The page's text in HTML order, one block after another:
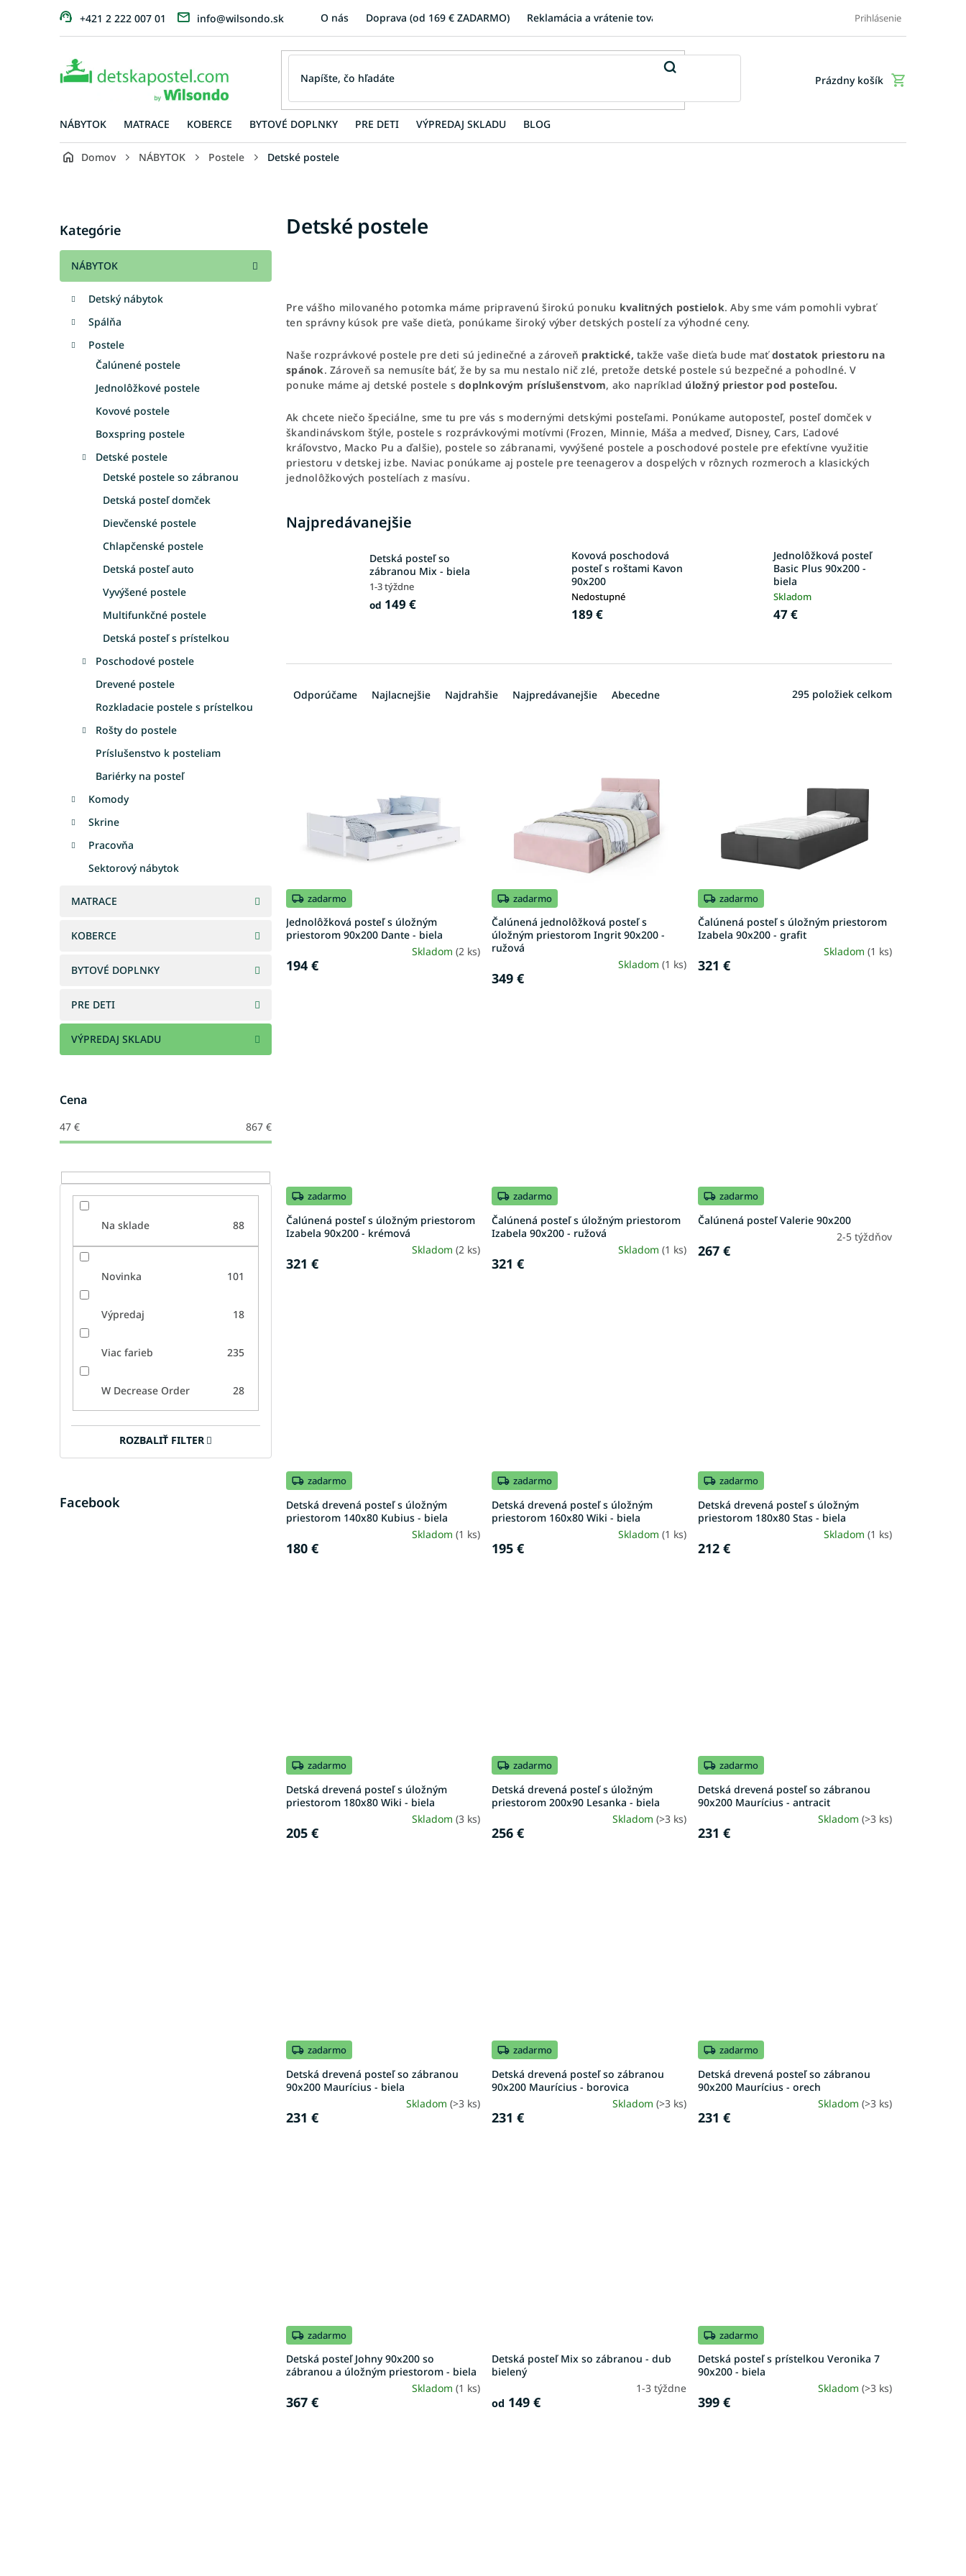
+421 2 222 007 01 info@wilsondo.sk O nás Doprava (od 169 € ZADARMO) Reklamácia a vrátenie tovaru Doplnkové služby
Prihlásenie
Nákupný
Prázdny košík
NÁBYTOK MATRACE KOBERCE BYTOVÉ DOPLNKY PRE DETI VÝPREDAJ SKLADU BLOG
Domov NÁBYTOK Postele Detské postele
n
ý
p
kategórie
Kategórie
NÁBYTOK
Detský nábytok
Spálňa
Postele
Čalúnené postele
Jednolôžkové postele
Kovové postele
Boxspring postele
Detské postele
Detské postele so zábranou
Detská posteľ domček
Dievčenské postele
Chlapčenské postele
Detská posteľ auto
Vyvýšené postele
Multifunkčné postele
Detská posteľ s prístelkou
Poschodové postele
Drevené postele
Rozkladacie postele s prístelkou
Rošty do postele
Príslušenstvo k posteliam
Bariérky na posteľ
Komody
Skrine
Pracovňa
Sektorový nábytok
MATRACE
KOBERCE
BYTOVÉ DOPLNKY
PRE DETI
VÝPREDAJ SKLADU
Cena
47 € 867 €
Na sklade 88
Novinka 101
Výpredaj 18
Viac farieb 235
W Decrease Order 28
ROZBALIŤ FILTER
Facebook
Detské postele
Pre vášho milovaného potomka máme pripravenú širokú ponuku kvalitných postielok. Aby sme vám pomohli vybrať
ten správny kúsok pre vaše dieťa, ponúkame široký výber detských postelí za výhodné ceny.
Naše rozprávkové postele pre deti sú jedinečné a zároveň praktické, takže vaše dieťa bude maťdostatok priestoru na
spánok. Zároveň sa nemusíte báť, že by sa mu nestalo nič zlé, pretože detské postele sú bezpečné a pohodlné. V
ponuke máme aj detské postele s doplnkovým príslušenstvom, ako napríklad úložný priestor pod posteľou.
Ak chcete niečo špeciálne, sme tu pre vás s modernými detskými posteľami. Ponúkame autoposteľ, posteľ domček v
škandinávskom štýle, postele s rozprávkovými motívmi (Frozen, Minnie, Máša a medveď, Disney, Cars, Ľadové
kráľovstvo, Macko Pu a ďalšie), postele so zábranami, vyvýšené postele a poschodové postele pre efektívne využitie
priestoru v detskej izbe. Naviac ponúkame aj postele pre teenagerov a dospelých v rôznych rozmeroch a klasických
jednolôžkových postelíach z masívu.
Najpredávanejšie
Detská posteľ so
zábranou Mix - biela
1-3 týždne
od 149 €
Kovová poschodová
posteľ s roštami Kavon
90x200
Nedostupné
189 €
Jednolôžková posteľ
Basic Plus 90x200 -
biela
Skladom
47 €
a
o
v
Odporúčame Najlacnejšie Najdrahšie Najpredávanejšie Abecedne 295 položiek celkom
k
t
o
v
zadarmo
Jednolôžková posteľ s úložným
priestorom 90x200 Dante - biela
Skladom(2 ks)
194 €
zadarmo
Čalúnená jednolôžková posteľ s
úložným priestorom Ingrit 90x200 -
ružová
Skladom (1 ks)
349 €
zadarmo
Čalúnená posteľ s úložným priestorom
Izabela 90x200 - grafit
Skladom (1 ks)
321 €
zadarmo
Čalúnená posteľ s úložným priestorom
Izabela 90x200 - krémová
Skladom(2 ks)
321 €
zadarmo
Čalúnená posteľ s úložným priestorom
Izabela 90x200 - ružová
Skladom (1 ks)
321 €
zadarmo
Čalúnená posteľ Valerie 90x200
2-5 týždňov
267 €
zadarmo
Detská drevená posteľ s úložným
priestorom 140x80 Kubius - biela
Skladom(1 ks)
180 €
zadarmo
Detská drevená posteľ s úložným
priestorom 160x80 Wiki - biela
Skladom (1 ks)
195 €
zadarmo
Detská drevená posteľ s úložným
priestorom 180x80 Stas - biela
Skladom (1 ks)
212 €
zadarmo
Detská drevená posteľ s úložným
priestorom 180x80 Wiki - biela
Skladom(3 ks)
205 €
zadarmo
Detská drevená posteľ s úložným
priestorom 200x90 Lesanka - biela
Skladom (>3 ks)
256 €
zadarmo
Detská drevená posteľ so zábranou
90x200 Maurícius - antracit
Skladom (>3 ks)
231 €
zadarmo
Detská drevená posteľ so zábranou
90x200 Maurícius - biela
Skladom(>3 ks)
231 €
zadarmo
Detská drevená posteľ so zábranou
90x200 Maurícius - borovica
Skladom (>3 ks)
231 €
zadarmo
Detská drevená posteľ so zábranou
90x200 Maurícius - orech
Skladom (>3 ks)
231 €
zadarmo
Detská posteľ Johny 90x200 so
zábranou a úložným priestorom - biela
Skladom(1 ks)
367 €
Detská posteľ Mix so zábranou - dub
bielený
1-3 týždne
od 149 €
zadarmo
Detská posteľ s prístelkou Veronika 7
90x200 - biela
Skladom (>3 ks)
399 €